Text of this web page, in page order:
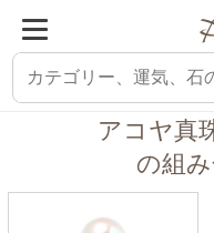
パスクル 組み合わせ・相性チ
アコヤ真
の組